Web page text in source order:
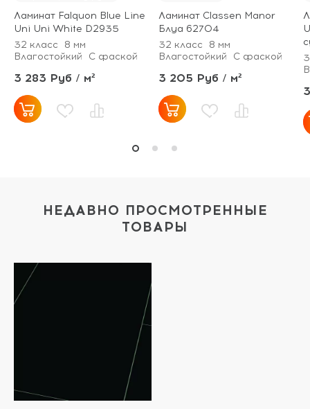
Ламинат Falquon Blue Line
Uni Uni White D2935
32 класс
8 мм
Влагостойкий
С фаской
3 283 Руб / м²
Ламинат Classen Manor
Блуа 62704
32 класс
8 мм
Влагостойкий
С фаской
3 205 Руб / м²
НЕДАВНО ПРОСМОТРЕННЫЕ
ТОВАРЫ